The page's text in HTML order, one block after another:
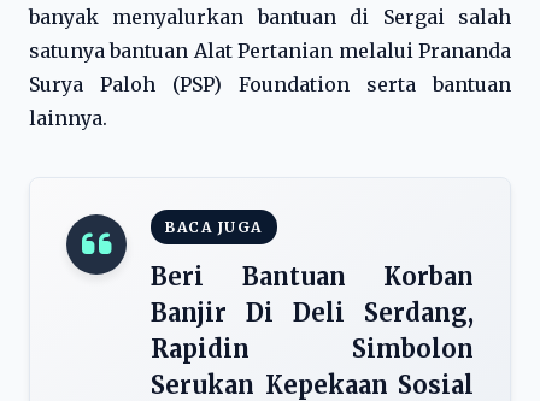
banyak menyalurkan bantuan di Sergai salah
satunya bantuan Alat Pertanian melalui Prananda
Surya Paloh (PSP) Foundation serta bantuan
lainnya.
BACA JUGA
Beri Bantuan Korban
Banjir Di Deli Serdang,
Rapidin Simbolon
Serukan Kepekaan Sosial